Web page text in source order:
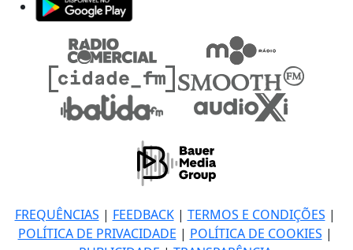
FREQUÊNCIAS | FEEDBACK| TERMOS E CONDIÇÕES |
POLÍTICA DE PRIVACIDADE | POLÍTICA DE COOKIES |